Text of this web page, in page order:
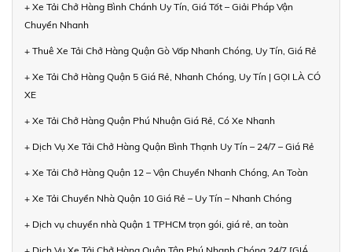
+ Xe Tải Chở Hàng Bình Chánh Uy Tín, Giá Tốt – Giải Pháp Vận
Chuyển Nhanh
+ Thuê Xe Tải Chở Hàng Quận Gò Vấp Nhanh Chóng, Uy Tín, Giá Rẻ
+ Xe Tải Chở Hàng Quận 5 Giá Rẻ, Nhanh Chóng, Uy Tín | GỌI LÀ CÓ
XE
+ Xe Tải Chở Hàng Quận Phú Nhuận Giá Rẻ, Có Xe Nhanh
+ Dịch Vụ Xe Tải Chở Hàng Quận Bình Thạnh Uy Tín – 24/7 – Giá Rẻ
+ Xe Tải Chở Hàng Quận 12 – Vận Chuyển Nhanh Chóng, An Toàn
+ Xe Tải Chuyển Nhà Quận 10 Giá Rẻ – Uy Tín – Nhanh Chóng
+ Dịch vụ chuyển nhà Quận 1 TPHCM trọn gói, giá rẻ, an toàn